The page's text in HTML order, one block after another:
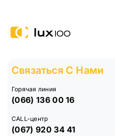
Связаться С Нами
Горячая линия
(066) 136 00 16
CALL-центр
(067) 920 34 41